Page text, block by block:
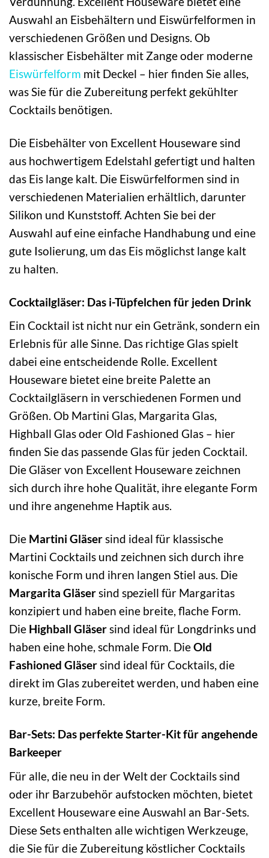
Auswahl an Eisbehältern und Eiswürfelformen in
verschiedenen Größen und Designs. Ob
klassischer Eisbehälter mit Zange oder moderne
Eiswürfelform mit Deckel – hier finden Sie alles,
was Sie für die Zubereitung perfekt gekühlter
Cocktails benötigen.
Die Eisbehälter von Excellent Houseware sind
aus hochwertigem Edelstahl gefertigt und halten
das Eis lange kalt. Die Eiswürfelformen sind in
verschiedenen Materialien erhältlich, darunter
Silikon und Kunststoff. Achten Sie bei der
Auswahl auf eine einfache Handhabung und eine
gute Isolierung, um das Eis möglichst lange kalt
zu halten.
Cocktailgläser: Das i-Tüpfelchen für jeden Drink
Ein Cocktail ist nicht nur ein Getränk, sondern ein
Erlebnis für alle Sinne. Das richtige Glas spielt
dabei eine entscheidende Rolle. Excellent
Houseware bietet eine breite Palette an
Cocktailgläsern in verschiedenen Formen und
Größen. Ob Martini Glas, Margarita Glas,
Highball Glas oder Old Fashioned Glas – hier
finden Sie das passende Glas für jeden Cocktail.
Die Gläser von Excellent Houseware zeichnen
sich durch ihre hohe Qualität, ihre elegante Form
und ihre angenehme Haptik aus.
Die Martini Gläsersind ideal für klassische
Martini Cocktails und zeichnen sich durch ihre
konische Form und ihren langen Stiel aus. Die
Margarita Gläsersind speziell für Margaritas
konzipiert und haben eine breite, flache Form.
Die Highball Gläsersind ideal für Longdrinks und
haben eine hohe, schmale Form. DieOld
Fashioned Gläsersind ideal für Cocktails, die
direkt im Glas zubereitet werden, und haben eine
kurze, breite Form.
Bar-Sets: Das perfekte Starter-Kit für angehende
Barkeeper
Für alle, die neu in der Welt der Cocktails sind
oder ihr Barzubehör aufstocken möchten, bietet
Excellent Houseware eine Auswahl an Bar-Sets.
Diese Sets enthalten alle wichtigen Werkzeuge,
die Sie für die Zubereitung köstlicher Cocktails